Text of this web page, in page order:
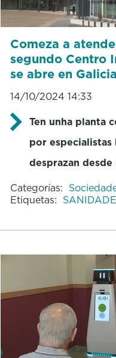
Comeza a
segundo Centro
se abre en Galicia
14/10/2024 14:33
Ten unha planta
por especialistas
desprazan desde
Categorías:
Etiquetas: SANIDADE